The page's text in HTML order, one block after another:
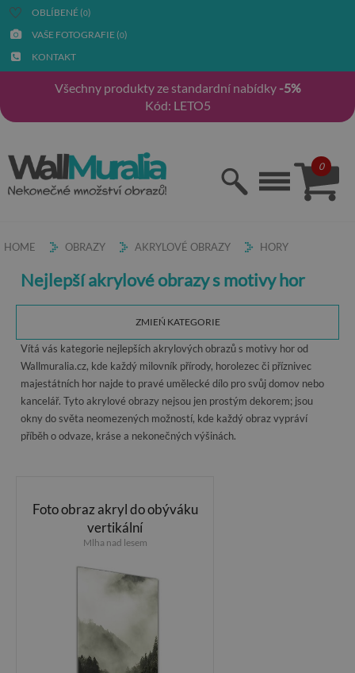
OBLÍBENÉ (0)
VAŠE FOTOGRAFIE (0)
KONTAKT
Všechny produkty ze standardní nabídky -5%
Kód: LETO5
0
HOME OBRAZY AKRYLOVÉ OBRAZY HORY
Nejlepší akrylové obrazy s motivy hor
ZMIEŃ KATEGORIE
Vítá vás kategorie nejlepších akrylových obrazů s motivy hor od
Wallmuralia.cz, kde každý milovník přírody, horolezec či příznivec
majestátních hor najde to pravé umělecké dílo pro svůj domov nebo
kancelář. Tyto akrylové obrazy nejsou jen prostým dekorem; jsou
okny do světa neomezených možností, kde každý obraz vypráví
příběh o odvaze, kráse a nekonečných výšinách.
Foto obraz akryl do obýváku
vertikální
Mlha nad lesem